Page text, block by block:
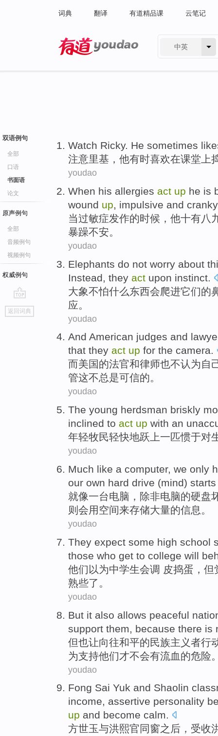
词典 翻译 有道精品课 云笔记
中英
双语例句
全部
口语
书面语
论文
原声例句
全部
音频例句
视频例句
权威例句
go
top
返回词典
Watch Ricky. He sometimes
注意里基 ， 他有时喜欢在课堂上
youdao
When his allergies act up he is
wound up, impulsive and cranky
当过敏症发作的时候， 他十有八
暴躁不安。
youdao
Elephants do not worry about
Instead, they act upon instinct
大象不怕什么东西会爬进它们的
应。
youdao
And American judges and
that they act up for the camera.
而美国的法官和律师也不认为 自
管这不总是可信的。
youdao
The young herdsman briskly
inclined to act up with an
年轻牧民轻快地跃上一匹惯于对
youdao
Much like a computer, we only
our own hard drive (mind)
就像一台电脑 ， 除非电脑的硬盘
则 会用空间来存储大量的信息。
youdao
They expect some high school
those who get to college will
他们 以为中学生会调 皮捣蛋， 但
熟些了。
youdao
But it also allows peaceful
support them because there is
但也让向往和平的民族主义者行
为支持他们才不会有流血的危险
youdao
Fong Sai Yuk and Shaolin
income, assertive personality
up and become calm.
方世玉与洪熙官 同窗之后， 受收